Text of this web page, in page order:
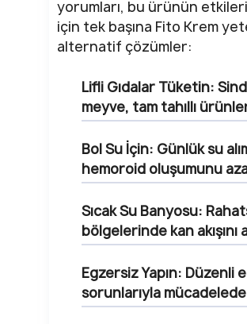
yorumları, bu ürünün
için tek başına Fito Krem
alternatif çözümler:
Lifli Gıdalar Tüketin:
meyve, tam tahıllı
Bol Su İçin: Günlük su
hemoroid oluşumunu
Sıcak Su Banyosu:
bölgelerinde kan
Egzersiz Yapın: Düzenli
sorunlarıyla mücadelede